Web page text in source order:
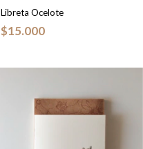
Libreta Ocelote
$15.000